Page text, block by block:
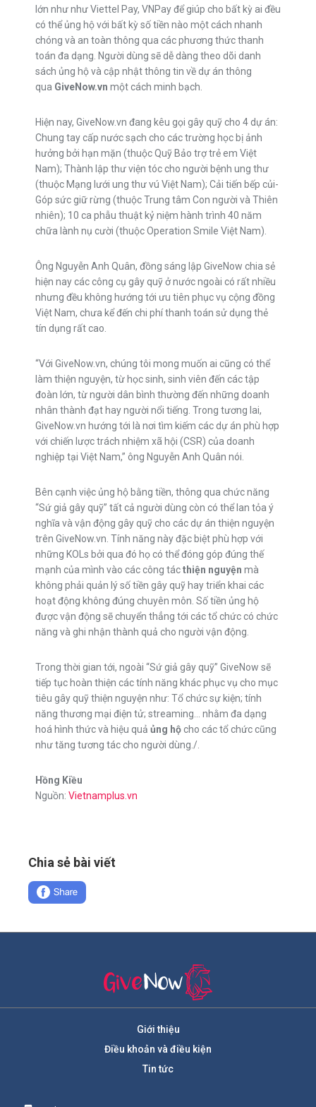
lớn như như Viettel Pay, VNPay để giúp cho bất kỳ ai đều
có thể ủng hộ với bất kỳ số tiền nào một cách nhanh
chóng và an toàn thông qua các phương thức thanh
toán đa dạng. Người dùng sẽ dễ dàng theo dõi danh
sách ủng hộ và cập nhật thông tin về dự án thông
qua GiveNow.vn một cách minh bạch.
Hiện nay, GiveNow.vn đang kêu gọi gây quỹ cho 4 dự án:
Chung tay cấp nước sạch cho các trường học bị ảnh
hưởng bởi hạn mặn (thuộc Quỹ Bảo trợ trẻ em Việt
Nam); Thành lập thư viện tóc cho người bệnh ung thư
(thuộc Mạng lưới ung thư vú Việt Nam); Cải tiến bếp củi-
Góp sức giữ rừng (thuộc Trung tâm Con người và Thiên
nhiên); 10 ca phẫu thuật kỷ niệm hành trình 40 năm
chữa lành nụ cười (thuộc Operation Smile Việt Nam).
Ông Nguyễn Anh Quân, đồng sáng lập GiveNow chia sẻ
hiện nay các công cụ gây quỹ ở nước ngoài có rất nhiều
nhưng đều không hướng tới ưu tiên phục vụ cộng đồng
Việt Nam, chưa kể đến chi phí thanh toán sử dụng thẻ
tín dụng rất cao.
“Với GiveNow.vn, chúng tôi mong muốn ai cũng có thể
làm thiện nguyện, từ học sinh, sinh viên đến các tập
đoàn lớn, từ người dân bình thường đến những doanh
nhân thành đạt hay người nổi tiếng. Trong tương lai,
GiveNow.vn hướng tới là nơi tìm kiếm các dự án phù hợp
với chiến lược trách nhiệm xã hội (CSR) của doanh
nghiệp tại Việt Nam,” ông Nguyễn Anh Quân nói.
Bên cạnh việc ủng hộ bằng tiền, thông qua chức năng
“Sứ giả gây quỹ” tất cả người dùng còn có thể lan tỏa ý
nghĩa và vận động gây quỹ cho các dự án thiện nguyện
trên GiveNow.vn. Tính năng này đặc biệt phù hợp với
những KOLs bởi qua đó họ có thể đóng góp đúng thế
mạnh của mình vào các công tácthiện nguyện mà
không phải quản lý số tiền gây quỹ hay triển khai các
hoạt động không đúng chuyên môn. Số tiền ủng hộ
được vận động sẽ chuyển thẳng tới các tổ chức có chức
năng và ghi nhận thành quả cho người vận động.
Trong thời gian tới, ngoài “Sứ giả gây quỹ” GiveNow sẽ
tiếp tục hoàn thiện các tính năng khác phục vụ cho mục
tiêu gây quỹ thiện nguyện như: Tổ chức sự kiện; tính
năng thương mại điện tử; streaming… nhằm đa dạng
hoá hình thức và hiệu quả ủng hộcho các tổ chức cũng
như tăng tương tác cho người dùng./.
Hồng Kiều
Nguồn: Vietnamplus.vn
Chia sẻ bài viết
Giới thiệu
Điều khoản và điều kiện
Tin tức